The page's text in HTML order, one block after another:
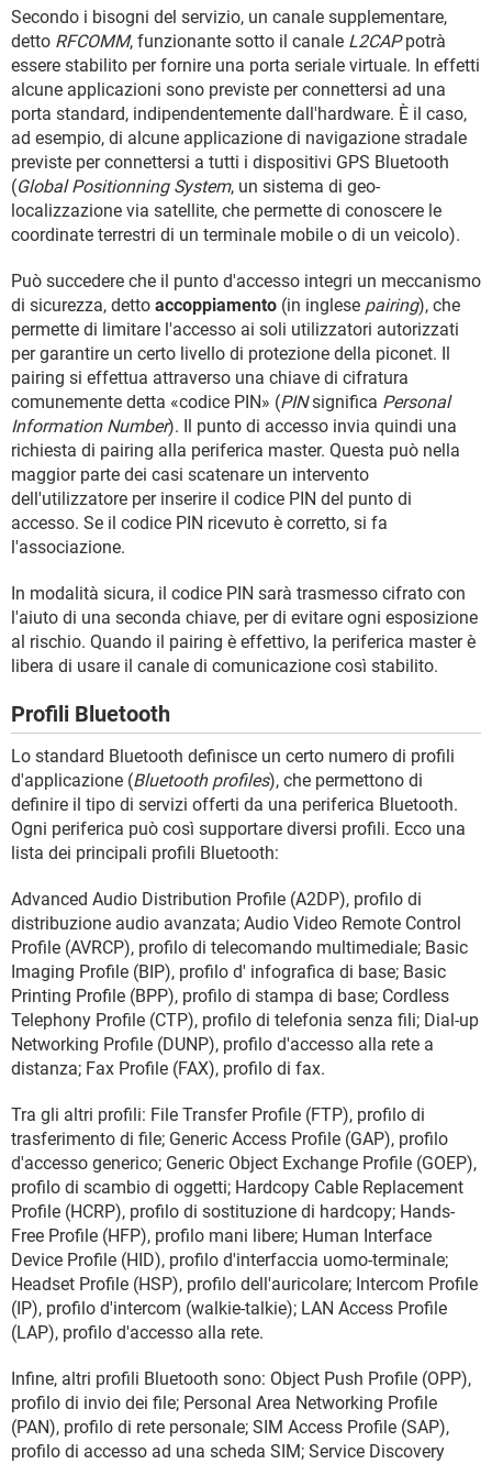
Secondo i bisogni del servizio, un canale supplementare,
detto RFCOMM, funzionante sotto il canale L2CAPpotrà
essere stabilito per fornire una porta seriale virtuale. In effetti
alcune applicazioni sono previste per connettersi ad una
porta standard, indipendentemente dall'hardware. È il caso,
ad esempio, di alcune applicazione di navigazione stradale
previste per connettersi a tutti i dispositivi GPS Bluetooth
(Global Positionning System, un sistema di geo-
localizzazione via satellite, che permette di conoscere le
coordinate terrestri di un terminale mobile o di un veicolo).
Può succedere che il punto d'accesso integri un meccanismo
di sicurezza, detto accoppiamento (in inglese pairing), che
permette di limitare l'accesso ai soli utilizzatori autorizzati
per garantire un certo livello di protezione della piconet. Il
pairing si effettua attraverso una chiave di cifratura
comunemente detta «codice PIN» (PINsignifica Personal
Information Number). Il punto di accesso invia quindi una
richiesta di pairing alla periferica master. Questa può nella
maggior parte dei casi scatenare un intervento
dell'utilizzatore per inserire il codice PIN del punto di
accesso. Se il codice PIN ricevuto è corretto, si fa
l'associazione.
In modalità sicura, il codice PIN sarà trasmesso cifrato con
l'aiuto di una seconda chiave, per di evitare ogni esposizione
al rischio. Quando il pairing è effettivo, la periferica master è
libera di usare il canale di comunicazione così stabilito.
Profili Bluetooth
Lo standard Bluetooth definisce un certo numero di profili
d'applicazione (Bluetooth profiles), che permettono di
definire il tipo di servizi offerti da una periferica Bluetooth.
Ogni periferica può così supportare diversi profili. Ecco una
lista dei principali profili Bluetooth:
Advanced Audio Distribution Profile (A2DP), profilo di
distribuzione audio avanzata; Audio Video Remote Control
Profile (AVRCP), profilo di telecomando multimediale; Basic
Imaging Profile (BIP), profilo d' infografica di base; Basic
Printing Profile (BPP), profilo di stampa di base; Cordless
Telephony Profile (CTP), profilo di telefonia senza fili; Dial-up
Networking Profile (DUNP), profilo d'accesso alla rete a
distanza; Fax Profile (FAX), profilo di fax.
Tra gli altri profili: File Transfer Profile (FTP), profilo di
trasferimento di file; Generic Access Profile (GAP), profilo
d'accesso generico; Generic Object Exchange Profile (GOEP),
profilo di scambio di oggetti; Hardcopy Cable Replacement
Profile (HCRP), profilo di sostituzione di hardcopy; Hands-
Free Profile (HFP), profilo mani libere; Human Interface
Device Profile (HID), profilo d'interfaccia uomo-terminale;
Headset Profile (HSP), profilo dell'auricolare; Intercom Profile
(IP), profilo d'intercom (walkie-talkie); LAN Access Profile
(LAP), profilo d'accesso alla rete.
Infine, altri profili Bluetooth sono: Object Push Profile (OPP),
profilo di invio dei file; Personal Area Networking Profile
(PAN), profilo di rete personale; SIM Access Profile (SAP),
profilo di accesso ad una scheda SIM; Service Discovery